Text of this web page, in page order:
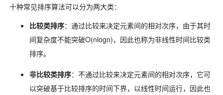
十种常见排序算法可以分为两大类：
比较类排序：通过比较来决定元素间的相对次序，由于其时
间复杂度不能突破O(nlogn)，因此也称为非线性时间比较类
排序。
非比较类排序：不通过比较来决定元素间的相对次序，它可
以突破基于比较排序的时间下界，以线性时间运行，因此也